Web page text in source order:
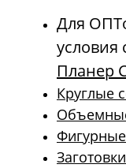
Для
условия
Планер
Круглые